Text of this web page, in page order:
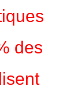
des